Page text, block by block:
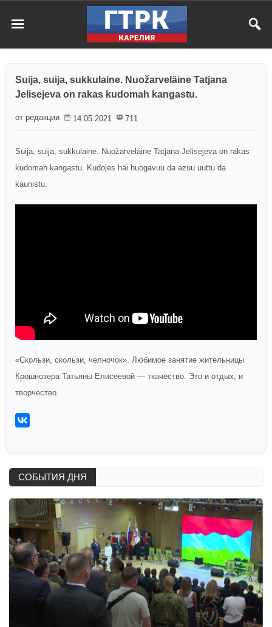
Suija, suija, sukkulaine. Nuožarveläine Tatjana
Jelisejeva on rakas kudomah kangastu.
от редакции 14.05.2021 711
Suija, suija, sukkulaine. Nuožarveläine Tatjana Jelisejeva on rakas
kudomah kangastu. Kudojes häi huogavuu da azuu uuttu da
kaunistu.
«Скользи, скользи, челночок». Любимое занятие жительницы
Крошнозера Татьяны Елисеевой — ткачество. Это и отдых, и
творчество.
СОБЫТИЯ ДНЯ